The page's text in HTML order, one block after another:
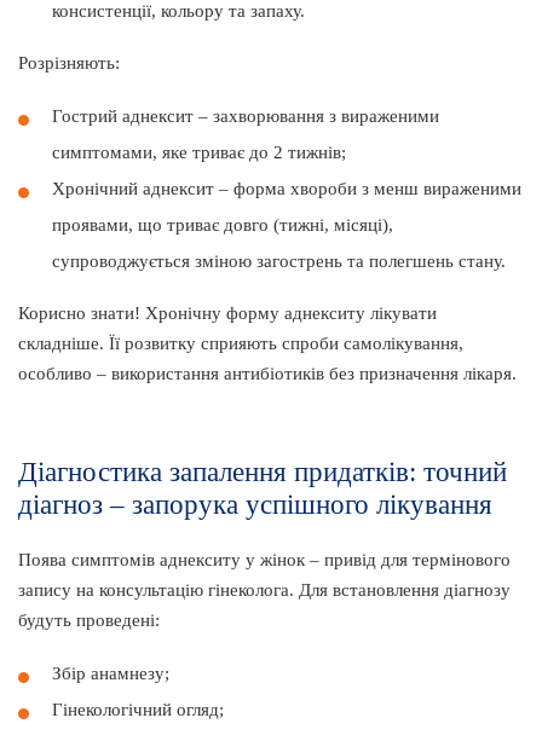
консистенції, кольору та запаху.
Розрізняють:
Гострий аднексит – захворювання з вираженими
симптомами, яке триває до 2 тижнів;
Хронічний аднексит – форма хвороби з менш вираженими
проявами, що триває довго (тижні, місяці),
супроводжується зміною загострень та полегшень стану.
Корисно знати! Хронічну форму аднекситу лікувати
складніше. Її розвитку сприяють спроби самолікування,
особливо – використання антибіотиків без призначення лікаря.
Діагностика запалення придатків: точний
діагноз – запорука успішного лікування
Поява симптомів аднекситу у жінок – привід для термінового
запису на консультацію гінеколога. Для встановлення діагнозу
будуть проведені:
Збір анамнезу;
Гінекологічний огляд;